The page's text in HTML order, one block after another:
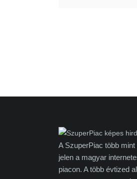
A SzuperPiac több
jelen a magyar
piacon. A több évtized